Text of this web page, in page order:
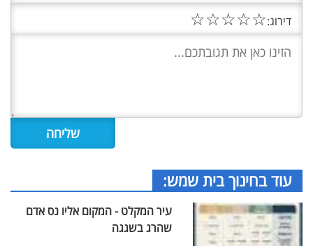
דירוג:☆
☆
☆
☆
☆
עוד בחינוך בית שמש:
עיר המקלט - המקום אליו נס אדם
שהרג בשגגה